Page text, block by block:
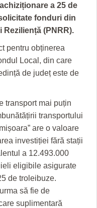
a 25 de
fonduri din
Reziliență (PNRR).
pentru obținerea
Local, din care
de județ este de
transport mai puțin
transportului
are o valoare
investiției fără stații
a 12.493.000
eligibile asigurate
de troleibuze.
să fie de
suplimentară